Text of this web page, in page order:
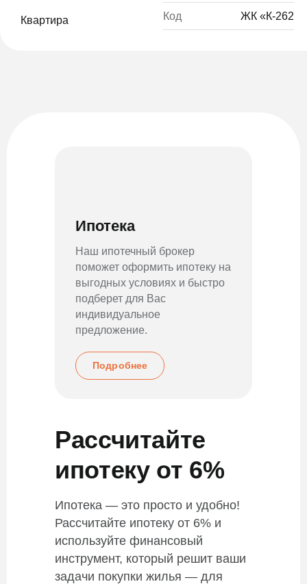
Квартира Код ЖК «К-262
Ипотека
Наш ипотечный брокер
поможет оформить ипотеку на
выгодных условиях и быстро
подберет для Вас
индивидуальное
предложение.
Подробнее
Рассчитайте
ипотеку от 6%
Ипотека — это просто и удобно!
Рассчитайте ипотеку от 6% и
используйте финансовый
инструмент, который решит ваши
задачи покупки жилья — для